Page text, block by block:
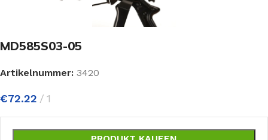
MD585S03-05
Artikelnummer: 3420
€72.22 1